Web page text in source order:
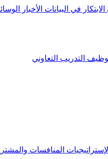
في البيانات الأخبار
التدريب التعاوني
المنافسات